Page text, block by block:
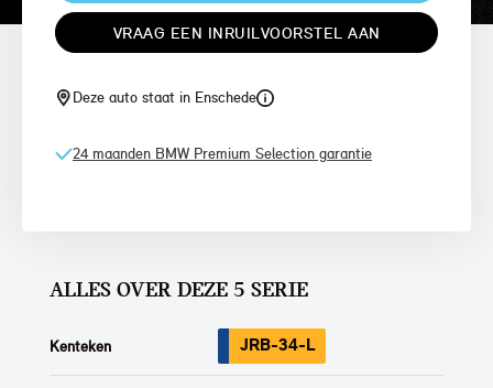
VRAAG EEN INRUILVOORSTEL AAN
Deze auto staat in Enschede
24 maanden BMW Premium Selection garantie
ALLES OVER DEZE 5 SERIE
Kenteken JRB-34-L